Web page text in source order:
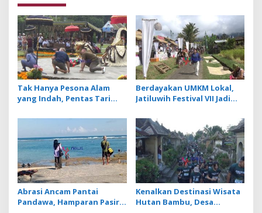
Tak Hanya Pesona Alam
yang Indah, Pentas Tari
DTW Ulun Danu Beratan
saat Musim Libur
Berdayakan UMKM Lokal,
Jatiluwih Festival VII Jadi
Abrasi Ancam Pantai
Pandawa, Hamparan Pasir
Kenalkan Destinasi Wisata
Hutan Bambu, Desa